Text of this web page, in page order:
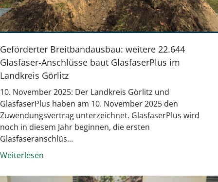
Geförderter Breitbandausbau: weitere 22.644
Glasfaser-Anschlüsse baut GlasfaserPlus im
Landkreis Görlitz
10. November 2025: Der Landkreis Görlitz und
GlasfaserPlus haben am 10. November 2025 den
Zuwendungsvertrag unterzeichnet. GlasfaserPlus wird
noch in diesem Jahr beginnen, die ersten
Glasfaseranschlüs...
Weiterlesen